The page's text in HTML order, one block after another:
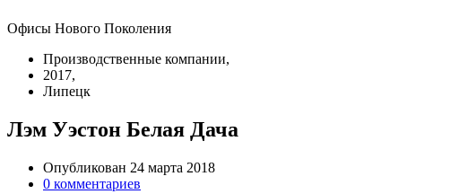
Офисы Нового Поколения
Производственные компании,
2017,
Липецк
Лэм Уэстон Белая Дача
Опубликован 24 марта 2018
0 комментариев